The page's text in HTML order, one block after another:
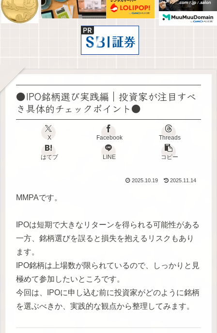
●IPO銘柄選び実践編｜投資家が注目すべ
き具体的チェックポイント●
X Facebook Threads
はてブ LINE コピー
2025.10.19 2025.11.14
MMPAです。
IPOは短期で大きなリターンを得られる可能性がある
一方、銘柄選びを誤ると損失を抱えるリスクもあり
ます。
IPO銘柄は上場数が限られているので、しっかりと見
極めて参加したいところです。
今回は、IPOに申し込む前に投資家がどのように銘柄
を選ぶべきか、実践的な観点から整理してみます。